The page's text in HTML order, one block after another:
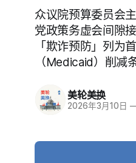
众议院预算委员会
党政策务虚会间隙
「欺诈预防」列为
（Medicaid）削减
美轮美换
2026年3月10日